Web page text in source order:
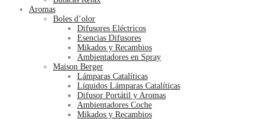
Aromas
Boles d’olor
Difusores Eléctricos
Esencias Difusores
Mikados y Recambios
Ambientadores en Spray
Maison Berger
Lámparas Catalíticas
Líquidos Lámparas Catalíticas
Difusor Portátil y Aromas
Ambientadores Coche
Mikados y Recambios